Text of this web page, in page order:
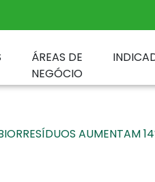
ÁREAS DE
NEGÓCIO
AUMENTAM